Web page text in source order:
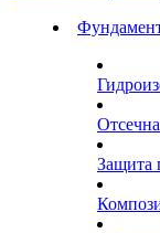
Защита